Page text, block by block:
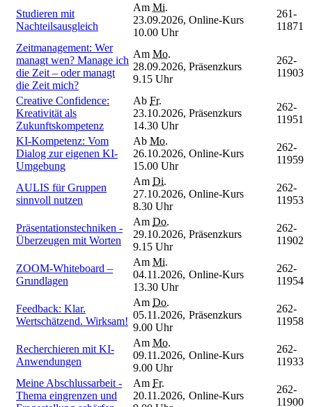
Studieren mit
Nachteilsausgleich
Am Mi.
23.09.2026,
10.00 Uhr
Online-Kurs
261-
11871
Zeitmanagement: Wer
managt wen? Manage ich
die Zeit – oder managt
die Zeit mich?
Am Mo.
28.09.2026,
9.15 Uhr
Präsenzkurs
262-
11903
Creative Confidence:
Kreativität als
Zukunftskompetenz
Ab Fr.
23.10.2026,
14.30 Uhr
Präsenzkurs
262-
11951
KI-Kompetenz: Vom
Dialog zur eigenen KI-
Umgebung
Ab Mo.
26.10.2026,
15.00 Uhr
Online-Kurs
262-
11959
AULIS für Gruppen
sinnvoll nutzen
Am Di.
27.10.2026,
8.30 Uhr
Online-Kurs
262-
11953
Präsentationstechniken -
Überzeugen mit Worten
Am Do.
29.10.2026,
9.15 Uhr
Präsenzkurs
262-
11902
ZOOM-Whiteboard –
Grundlagen
Am Mi.
04.11.2026,
13.30 Uhr
Online-Kurs
262-
11954
Feedback: Klar.
Wertschätzend. Wirksam!
Am Do.
05.11.2026,
9.00 Uhr
Präsenzkurs
262-
11958
Recherchieren mit KI-
Anwendungen
Am Mo.
09.11.2026,
9.00 Uhr
Online-Kurs
262-
11933
Meine Abschlussarbeit -
Thema eingrenzen und
Am Fr.
20.11.2026, Online-Kurs
262-
11900